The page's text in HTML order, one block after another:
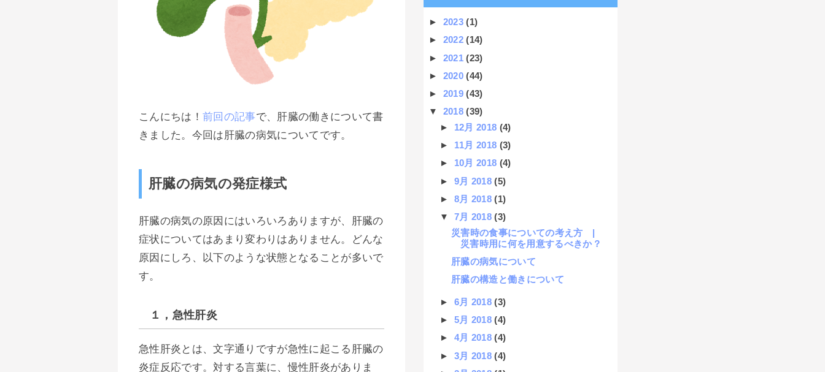
こんにちは！前回の記事で、肝臓の働きについて書
きました。今回は肝臓の病気についてです。
肝臓の病気の発症様式
肝臓の病気の原因にはいろいろありますが、肝臓の
症状についてはあまり変わりはありません。どんな
原因にしろ、以下のような状態となることが多いで
す。
１，急性肝炎
急性肝炎とは、文字通りですが急性に起こる肝臓の
炎症反応です。対する言葉に、慢性肝炎がありま
► 2023(1)
► 2022(14)
► 2021(23)
► 2020(44)
► 2019(43)
▼ 2018(39)
► 12月 2018 (4)
► 11月 2018 (3)
► 10月 2018 (4)
► 9月 2018(5)
► 8月 2018(1)
▼ 7月 2018(3)
災害時の食事についての考え方 |
災害時用に何を用意するべきか？
肝臓の病気について
肝臓の構造と働きについて
► 6月 2018(3)
► 5月 2018(4)
► 4月 2018(4)
► 3月 2018(4)